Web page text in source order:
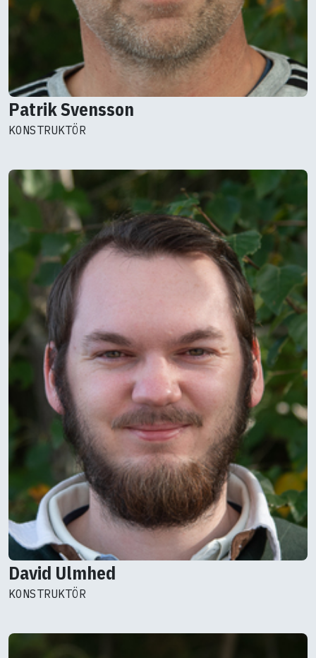
Patrik Svensson
KONSTRUKTÖR
David Ulmhed
KONSTRUKTÖR